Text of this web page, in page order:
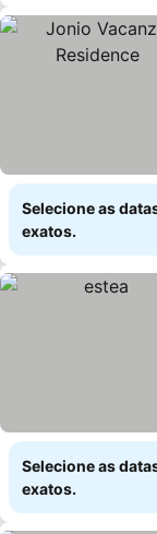
Selecione as
exatos.
Selecione as
exatos.